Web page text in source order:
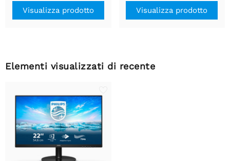
Visualizza prodotto
Immagini Nitidissime |
Esperienza Visiva
Visualizza prodotto
Elementi visualizzati di recente